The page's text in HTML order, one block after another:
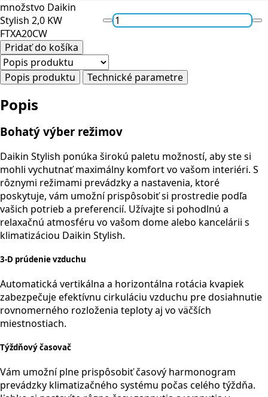
množstvo Daikin
Stylish 2,0 KW
FTXA20CW
Pridať do košíka
Popis produktu Technické parametre
Popis
Bohatý výber režimov
Daikin Stylish ponúka širokú paletu možností, aby ste si
mohli vychutnať maximálny komfort vo vašom interiéri. S
rôznymi režimami prevádzky a nastavenia, ktoré
poskytuje, vám umožní prispôsobiť si prostredie podľa
vašich potrieb a preferencií. Užívajte si pohodlnú a
relaxačnú atmosféru vo vašom dome alebo kancelárii s
klimatizáciou Daikin Stylish.
3-D prúdenie vzduchu
Automatická vertikálna a horizontálna rotácia kvapiek
zabezpečuje efektívnu cirkuláciu vzduchu pre dosiahnutie
rovnomerného rozloženia teploty aj vo väčších
miestnostiach.
Týždňový časovač
Vám umožní plne prispôsobiť časový harmonogram
prevádzky klimatizačného systému počas celého týždňa.